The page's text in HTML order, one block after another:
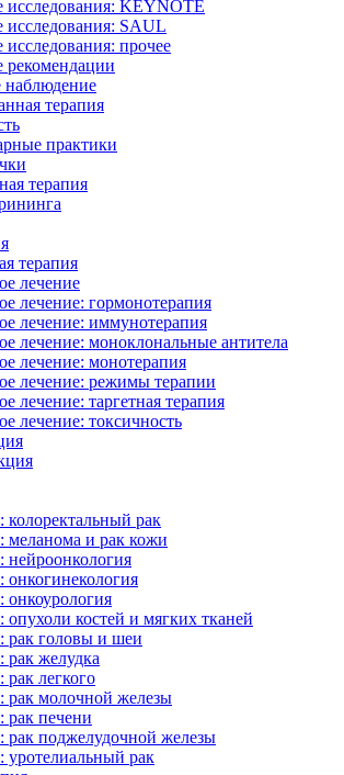
исследования: KEYNOTE
исследования: SAUL
исследования: прочее
рекомендации
наблюдение
терапия
практики
терапия
терапия
лечение
лечение: гормонотерапия
лечение: иммунотерапия
лечение: моноклональные антитела
лечение: монотерапия
лечение: режимы терапии
лечение: таргетная терапия
лечение: токсичность
колоректальный рак
меланома и рак кожи
нейроонкология
онкогинекология
онкоурология
опухоли костей и мягких тканей
рак головы и шеи
рак желудка
рак легкого
рак молочной железы
рак печени
рак поджелудочной железы
уротелиальный рак